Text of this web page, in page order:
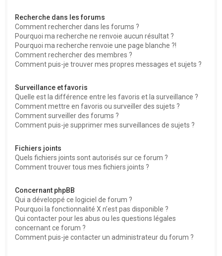
Recherche dans les forums
Comment rechercher dans les forums ?
Pourquoi ma recherche ne renvoie aucun résultat ?
Pourquoi ma recherche renvoie une page blanche ?!
Comment rechercher des membres ?
Comment puis-je trouver mes propres messages et sujets ?
Surveillance et favoris
Quelle est la différence entre les favoris et la surveillance ?
Comment mettre en favoris ou surveiller des sujets ?
Comment surveiller des forums ?
Comment puis-je supprimer mes surveillances de sujets ?
Fichiers joints
Quels fichiers joints sont autorisés sur ce forum ?
Comment trouver tous mes fichiers joints ?
Concernant phpBB
Qui a développé ce logiciel de forum ?
Pourquoi la fonctionnalité X n’est pas disponible ?
Qui contacter pour les abus ou les questions légales
concernant ce forum ?
Comment puis-je contacter un administrateur du forum ?